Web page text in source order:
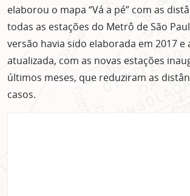
elaborou o mapa “Vá a pé” com as
todas as estações do Metrô de São
versão havia sido elaborada em 2017 e
atualizada, com as novas estações
últimos meses, que reduziram as
casos.